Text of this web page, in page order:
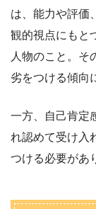
は、能力や評価
観的視点にもと
人物のこと。そ
劣をつける傾向
一方、自己肯定
れ認めて受け入
つける必要があ